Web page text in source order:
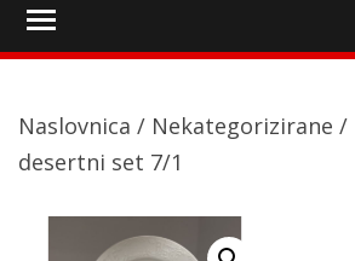
Naslovnica / Nekategorizirane /
desertni set 7/1